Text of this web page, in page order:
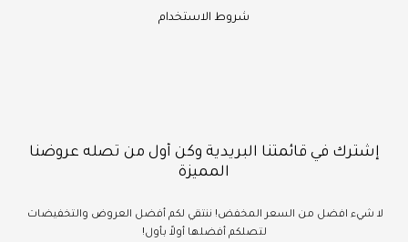
شروط الاستخدام
إشترك في قائمتنا البريدية وكن أول من تصله عروضنا
المميزة
لا شيء افضل من السعر المخفض! ننتقي لكم أفضل العروض والتخفيضات
لتصلكم أفضلها أولاً بأول!